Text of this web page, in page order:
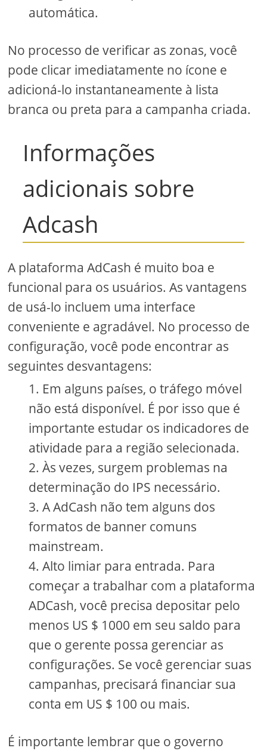
automática.
No processo de verificar as zonas, você
pode clicar imediatamente no ícone e
adicioná-lo instantaneamente à lista
branca ou preta para a campanha criada.
Informações
adicionais sobre
Adcash
A plataforma AdCash é muito boa e
funcional para os usuários. As vantagens
de usá-lo incluem uma interface
conveniente e agradável. No processo de
configuração, você pode encontrar as
seguintes desvantagens:
Em alguns países, o tráfego móvel
não está disponível. É por isso que é
importante estudar os indicadores de
atividade para a região selecionada.
Às vezes, surgem problemas na
determinação do IPS necessário.
A AdCash não tem alguns dos
formatos de banner comuns
mainstream.
Alto limiar para entrada. Para
começar a trabalhar com a plataforma
ADCash, você precisa depositar pelo
menos US $ 1000 em seu saldo para
que o gerente possa gerenciar as
configurações. Se você gerenciar suas
campanhas, precisará financiar sua
conta em US $ 100 ou mais.
É importante lembrar que o governo